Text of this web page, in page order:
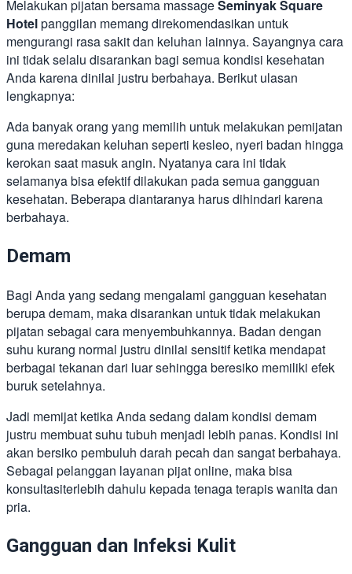
Melakukan pijatan bersama massageSeminyak Square
Hotelpanggilan memang direkomendasikan untuk
mengurangi rasa sakit dan keluhan lainnya. Sayangnya cara
ini tidak selalu disarankan bagi semua kondisi kesehatan
Anda karena dinilai justru berbahaya. Berikut ulasan
lengkapnya:
Ada banyak orang yang memilih untuk melakukan pemijatan
guna meredakan keluhan seperti kesleo, nyeri badan hingga
kerokan saat masuk angin. Nyatanya cara ini tidak
selamanya bisa efektif dilakukan pada semua gangguan
kesehatan. Beberapa diantaranya harus dihindari karena
berbahaya.
Demam
Bagi Anda yang sedang mengalami gangguan kesehatan
berupa demam, maka disarankan untuk tidak melakukan
pijatan sebagai cara menyembuhkannya. Badan dengan
suhu kurang normal justru dinilai sensitif ketika mendapat
berbagai tekanan dari luar sehingga beresiko memiliki efek
buruk setelahnya.
Jadi memijat ketika Anda sedang dalam kondisi demam
justru membuat suhu tubuh menjadi lebih panas. Kondisi ini
akan bersiko pembuluh darah pecah dan sangat berbahaya.
Sebagai pelanggan layanan pijat online, maka bisa
konsultasiterlebih dahulu kepada tenaga terapis wanita dan
pria.
Gangguan dan Infeksi Kulit